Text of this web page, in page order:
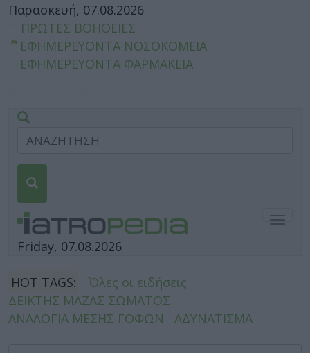
Παρασκευή, 07.08.2026
ΠΡΩΤΕΣ ΒΟΗΘΕΙΕΣ
ΕΦΗΜΕΡΕΥΟΝΤΑ ΝΟΣΟΚΟΜΕΙΑ
ΕΦΗΜΕΡΕΥΟΝΤΑ ΦΑΡΜΑΚΕΙΑ
Friday, 07.08.2026
HOT TAGS:
Όλες οι ειδήσεις
ΔΕΙΚΤΗΣ ΜΑΖΑΣ ΣΩΜΑΤΟΣ
ΑΝΑΛΟΓΙΑ ΜΕΣΗΣ ΓΟΦΩΝ
ΑΔΥΝΑΤΙΣΜΑ